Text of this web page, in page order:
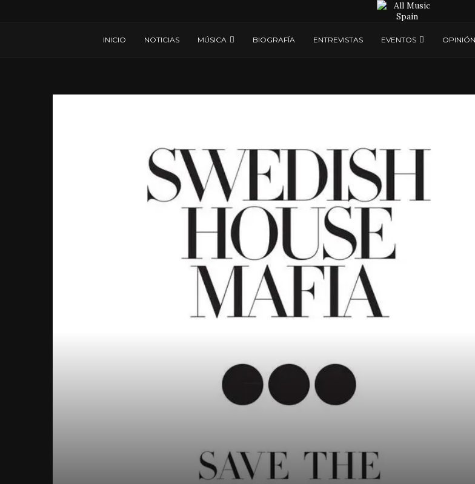
INICIO NOTICIAS MÚSICA BIOGRAFÍA ENTREVISTAS EVENTOS OPINIÓN